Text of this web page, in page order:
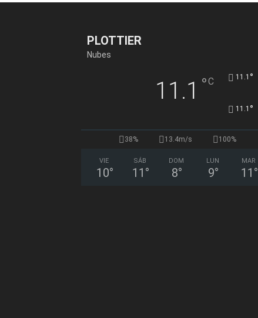
PLOTTIER
Nubes
11.1 °C 11.1 °
11.1 °
38% 13.4m/s 100%
VIE
10°
SÁB
11 °
DOM
8°
LUN
9°
MAR
11 °